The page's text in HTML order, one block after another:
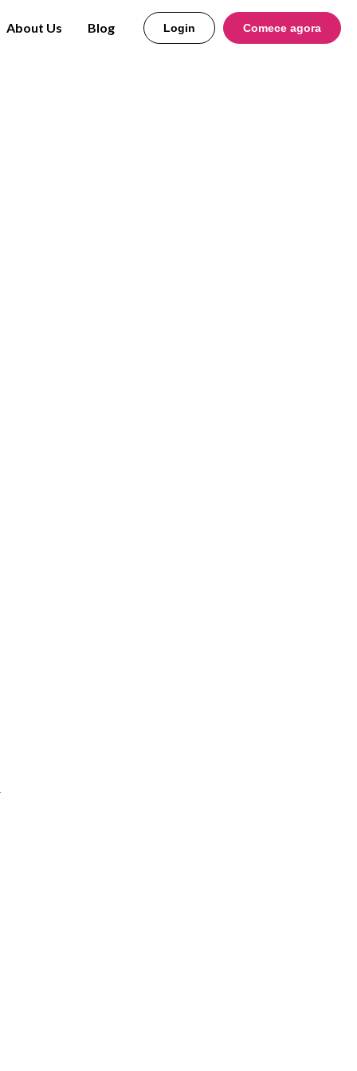
About Us Blog Login Comece agora